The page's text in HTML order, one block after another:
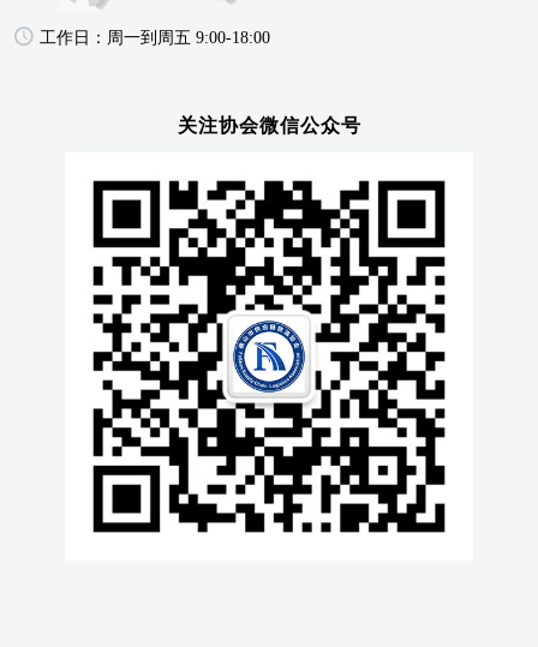
工作日： 周一到周五 9:00-18:00
关注协会微信公众号